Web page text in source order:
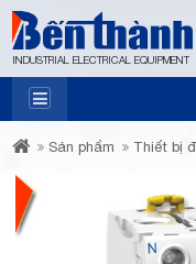
INDUSTRIAL ELECTRICAL EQUIPMENT
7A
Sản phẩm Thiết bị